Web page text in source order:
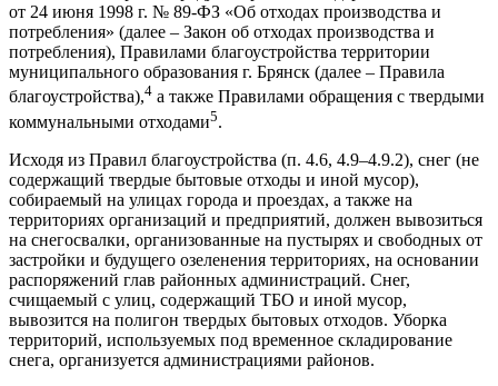
от 24 июня 1998 г. № 89-ФЗ «Об отходах производства и
потребления» (далее – Закон об отходах производства и
потребления), Правилами благоустройства территории
муниципального образования г. Брянск (далее – Правила
благоустройства),4 а также Правилами обращения с твердыми
коммунальными отходами5.
Исходя из Правил благоустройства (п. 4.6, 4.9–4.9.2), снег (не
содержащий твердые бытовые отходы и иной мусор),
собираемый на улицах города и проездах, а также на
территориях организаций и предприятий, должен вывозиться
на снегосвалки, организованные на пустырях и свободных от
застройки и будущего озеленения территориях, на основании
распоряжений глав районных администраций. Снег,
счищаемый с улиц, содержащий ТБО и иной мусор,
вывозится на полигон твердых бытовых отходов. Уборка
территорий, используемых под временное складирование
снега, организуется администрациями районов.